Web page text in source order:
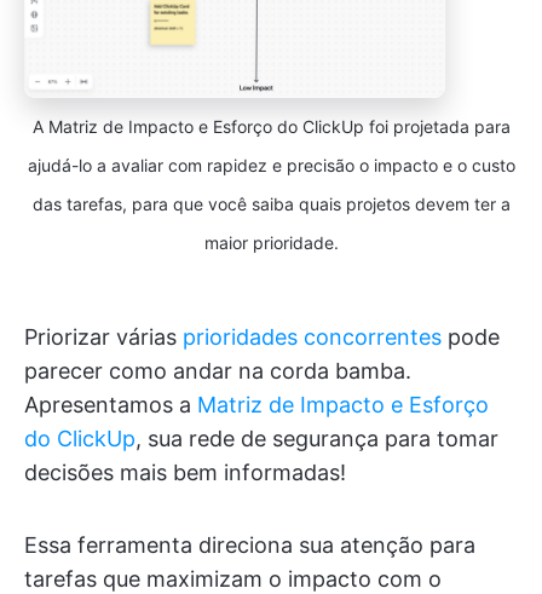
A Matriz de Impacto e Esforço do ClickUp foi projetada para
ajudá-lo a avaliar com rapidez e precisão o impacto e o custo
das tarefas, para que você saiba quais projetos devem ter a
maior prioridade.
Priorizar várias prioridades concorrentes pode
parecer como andar na corda bamba.
Apresentamos a Matriz de Impacto e Esforço
do ClickUp, sua rede de segurança para tomar
decisões mais bem informadas!
Essa ferramenta direciona sua atenção para
tarefas que maximizam o impacto com o